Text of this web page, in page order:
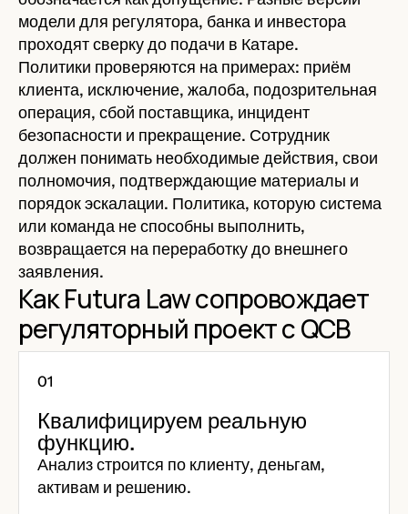
модели для регулятора, банка и инвестора
проходят сверку до подачи в Катаре.
Политики проверяются на примерах: приём
клиента, исключение, жалоба, подозрительная
операция, сбой поставщика, инцидент
безопасности и прекращение. Сотрудник
должен понимать необходимые действия, свои
полномочия, подтверждающие материалы и
порядок эскалации. Политика, которую система
или команда не способны выполнить,
возвращается на переработку до внешнего
заявления.
Как Futura Law сопровождает
регуляторный проект с QCB
Квалифицируем реальную
функцию.
Анализ строится по клиенту, деньгам,
активам и решению.